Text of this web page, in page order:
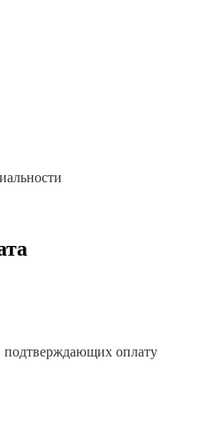
оплату